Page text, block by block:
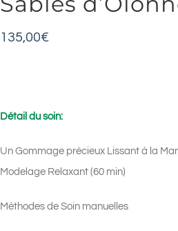
135,00€
Détail du soin:
Un Gommage précieux Lissant à la
Modelage Relaxant (60 min)
Méthodes de Soin manuelles